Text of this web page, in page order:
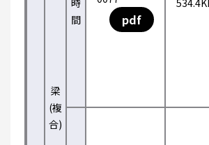
梁
(複
合)
時
間
pdf